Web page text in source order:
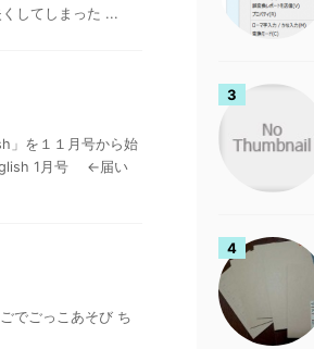
してしまった ...
」を１１月号から始
1月号 ←届い
でごっこあそび ち